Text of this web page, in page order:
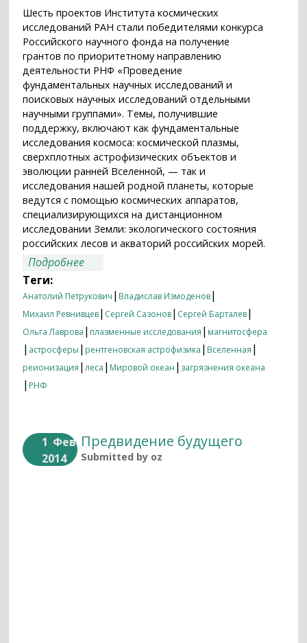
Шесть проектов Института космических
исследований РАН стали победителями конкурса
Российского научного фонда на получение
грантов по приоритетному направлению
деятельности РНФ «Проведение
фундаментальных научных исследований и
поисковых научных исследований отдельными
научными группами». Темы, получившие
поддержку, включают как фундаментальные
исследования космоса: космической плазмы,
сверхплотных астрофизических объектов и
эволюции ранней Вселенной, — так и
исследования нашей родной планеты, которые
ведутся с помощью космических аппаратов,
специализирующихся на дистанционном
исследовании Земли: экологического состояния
российских лесов и акваторий российских морей.
Подробнее
научного фонда
Теги:
Анатолий Петрукович | Владислав Измоденов|
Михаил Ревнивцев| Сергей Сазонов| Сергей Барталев|
Ольга Лаврова | плазменные исследования | магнитосфера
| астросферы | рентгеновская астрофизика | Вселенная |
реионизация |леса | Мировой океан | загрязнения океана
| РНФ
1 Фев
2014
Предвидение будущего
Submitted by oz